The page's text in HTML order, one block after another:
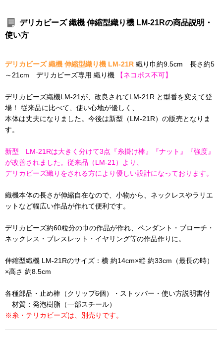
デリカビーズ 織機 伸縮型織り機 LM-21Rの商品説明・
使い方
デリカビーズ 織機 伸縮型織り機 LM-21R 織り巾約9.5cm 長さ約5
～21cm デリカビーズ専用 織り機
【ネコポス不可】
デリカビーズ織機LM-21が、改良されてLM-21R と型番を変えて登
場！ 従来品に比べて、使い心地が優しく、
本体は丈夫になりました。今後は新型（LM-21R）の販売となりま
す。
新型 LM-21Rは大きく分けて3点『糸掛け棒』『ナット』『強度』
が改善されました。従来品（LM-21）より、
デリカビーズ織りをされる方により優しい設計になっております。
織機本体の長さが伸縮自在なので、小物から、ネックレスやラリエ
ットなど幅広い作品が作れて便利です。
デリカビーズ約60粒分の巾の作品が作れ、ペンダント・ブローチ・
ネックレス・ブレスレット・イヤリング等の作品作りに。
伸縮型織機 LM-21Rのサイズ：横 約14cm×縦 約33cm（最長の時）
×高さ 約8.5cm
各種部品・止め棒（クリップ6個）・ストッパー・使い方説明書付
材質：発泡樹脂（一部スチール）
※糸・テリカビーズは、別売りです。